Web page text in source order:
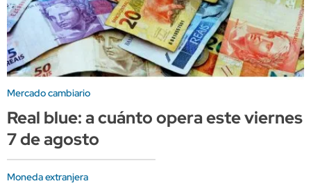
Mercado cambiario
Real blue: a cuánto opera este viernes
7 de agosto
Moneda extranjera